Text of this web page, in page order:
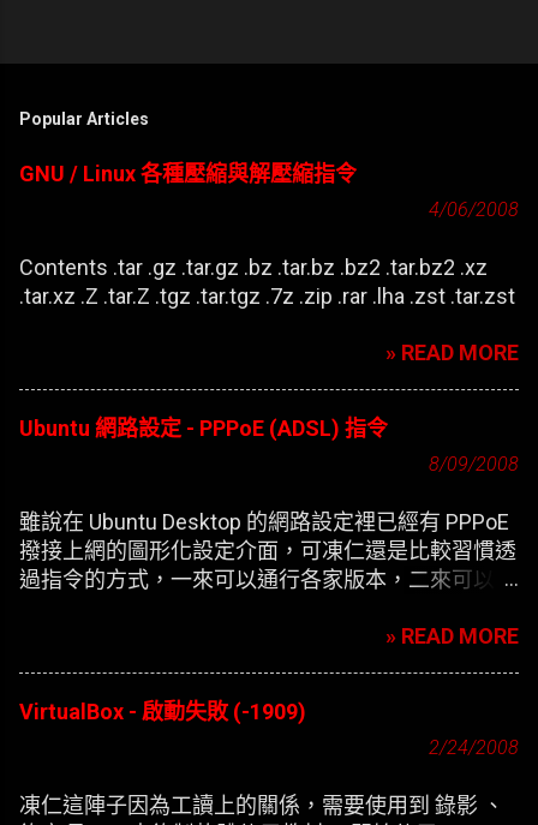
Popular Articles
GNU / Linux 各種壓縮與解壓縮指令
4/06/2008
Contents .tar .gz .tar.gz .bz .tar.bz .bz2 .tar.bz2 .xz
.tar.xz .Z .tar.Z .tgz .tar.tgz .7z .zip .rar .lha .zst .tar.zst
» READ MORE
Ubuntu 網路設定 - PPPoE (ADSL) 指令
8/09/2008
雖說在 Ubuntu Desktop 的網路設定裡已經有 PPPoE
撥接上網的圖形化設定介面，可凍仁還是比較習慣透
過指令的方式，一來可以通行各家版本，二來可以在
» READ MORE
VirtualBox - 啟動失敗 (-1909)
2/24/2008
凍仁這陣子因為工讀上的關係，需要使用到 錄影 、